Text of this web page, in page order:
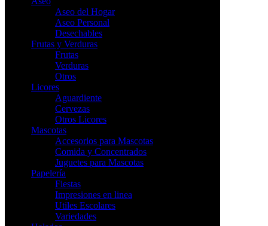
Aseo del Hogar
Aseo Personal
Desechables
Frutas y Verduras
Frutas
Verduras
Otros
Licores
Aguardiente
Cervezas
Otros Licores
Mascotas
Accesorios para Mascotas
Comida y Concentrados
Juguetes para Mascotas
Papelería
Fiestas
Impresiones en linea
Utiles Escolares
Variedades